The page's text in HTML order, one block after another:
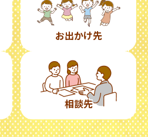
お出かけ先
相談先